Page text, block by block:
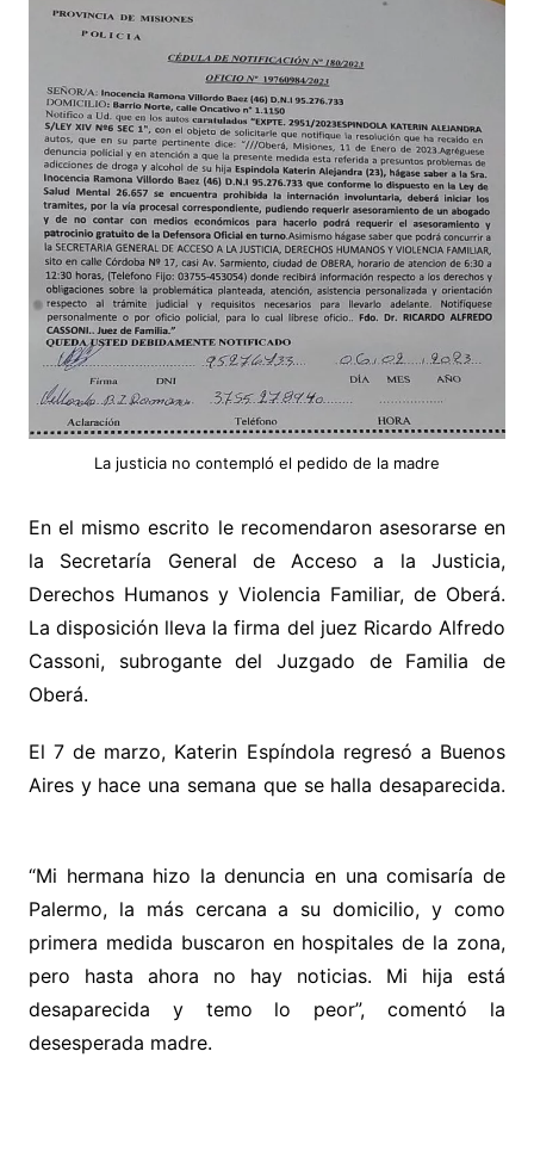
La justicia no contempló el pedido de la madre
En el mismo escrito le recomendaron asesorarse en
la Secretaría General de Acceso a la Justicia,
Derechos Humanos y Violencia Familiar, de Oberá.
La disposición lleva la firma del juez Ricardo Alfredo
Cassoni, subrogante del Juzgado de Familia de
Oberá.
El 7 de marzo, Katerin Espíndola regresó a Buenos
Aires y hace una semana que se halla desaparecida.
“Mi hermana hizo la denuncia en una comisaría de
Palermo, la más cercana a su domicilio, y como
primera medida buscaron en hospitales de la zona,
pero hasta ahora no hay noticias. Mi hija está
desaparecida y temo lo peor”, comentó la
desesperada madre.